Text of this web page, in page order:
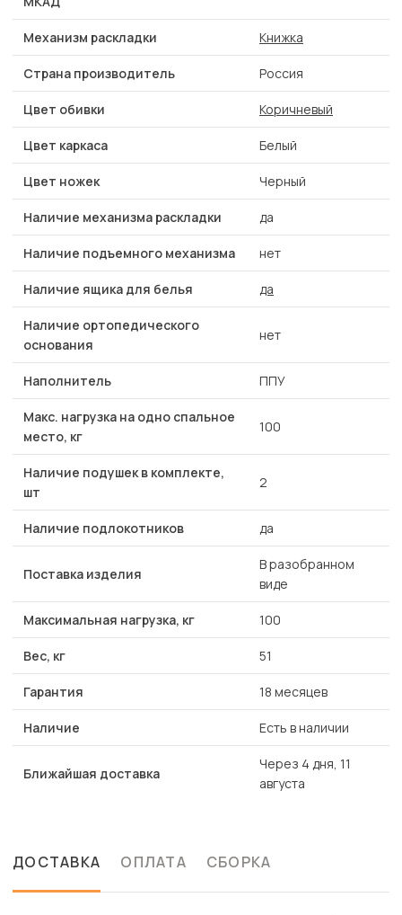
Механизм раскладки Книжка
Страна производитель Россия
Цвет обивки Коричневый
Цвет каркаса Белый
Цвет ножек Черный
Наличие механизма раскладки да
Наличие подъемного механизма нет
Наличие ящика для белья да
Наличие ортопедического
основания
нет
Наполнитель ППУ
Макс. нагрузка на одно спальное
место, кг
100
Наличие подушек в комплекте,
шт
2
Наличие подлокотников да
Поставка изделия
В разобранном
виде
Максимальная нагрузка, кг 100
Вес, кг 51
Гарантия 18 месяцев
Наличие Есть в наличии
Ближайшая доставка
Через 4 дня, 11
августа
ДОСТАВКА ОПЛАТА СБОРКА